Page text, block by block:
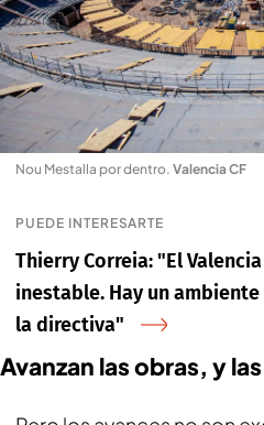
Nou Mestalla por dentro. Valencia CF
PUEDE INTERESARTE
Thierry Correia: "El
inestable. Hay un
la directiva"
Avanzan las obras, y